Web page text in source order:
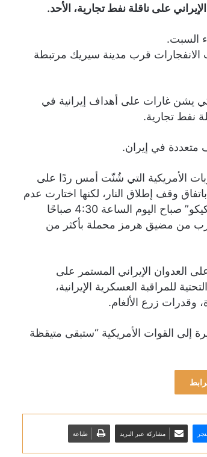
على ناقلة نفط تجارية، الأحد.
السبت.
الانفجارات قرب مدينة سيريك مرتبطة
يشن غارات على أهداف إيرانية في
نفط تجارية.
متعددة في إيران.
الأمريكية التي شُنّت أمس ردًا على
وقف إطلاق النار، لكنها اختارت عدم
القيام بذلك عندما شنّت قواتها هجومًا بطائرة مسيّرة استهدف ناقلة النفط “كيكو” صباح اليوم الساعة 4:30 صباحًا
من مضيق هرمز محملة بأكثر من
العدوان الإيراني المستمر على
للمراقبة العسكرية الإيرانية،
وقدرات زرع الألغام.
القوات الأمريكية “ستبقى متيقظة
مشاركة عبر البريد طباعة